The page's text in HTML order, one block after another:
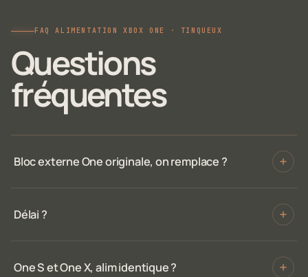
FAQ ALIMENTATION XBOX ONE · TINQUEUX
Questions
fréquentes
Bloc externe One originale, on remplace ?
Délai ?
One S et One X, alim identique ?